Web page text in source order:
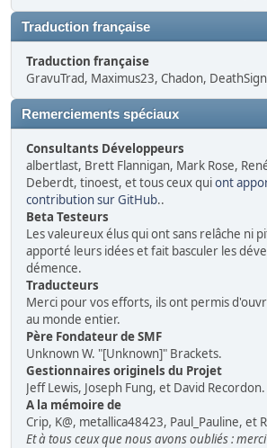
Traduction française
Traduction française
GravuTrad, Maximus23, Chadon,
Remerciements spéciaux
Consultants Développeurs
albertlast, Brett Flannigan, Mark Rose,
Deberdt, tinoest, et tous ceux quiont
contribution sur GitHub..
Beta Testeurs
Les valeureux élus qui ont sans relâche ni
apporté leurs idées et fait basculer les
démence.
Traducteurs
Merci pour vos efforts, ils ont permis
au monde entier.
Père Fondateur de SMF
Unknown W. "[Unknown]" Brackets.
Gestionnaires originels du Projet
Jeff Lewis, Joseph Fung, et David Recordon.
A la mémoire de
Crip, K@, metallica48423, Paul_Pauline, et
Et à tous ceux que nous avons oubliés :